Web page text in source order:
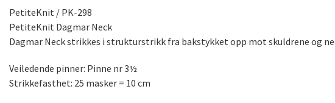
PetiteKnit / PK-298
PetiteKnit Dagmar Neck
Dagmar Neck strikkes i strukturstrikk fra bakstykket opp mot skuldrene og
Veiledende pinner: Pinne nr 3½
Strikkefasthet: 25 masker = 10 cm